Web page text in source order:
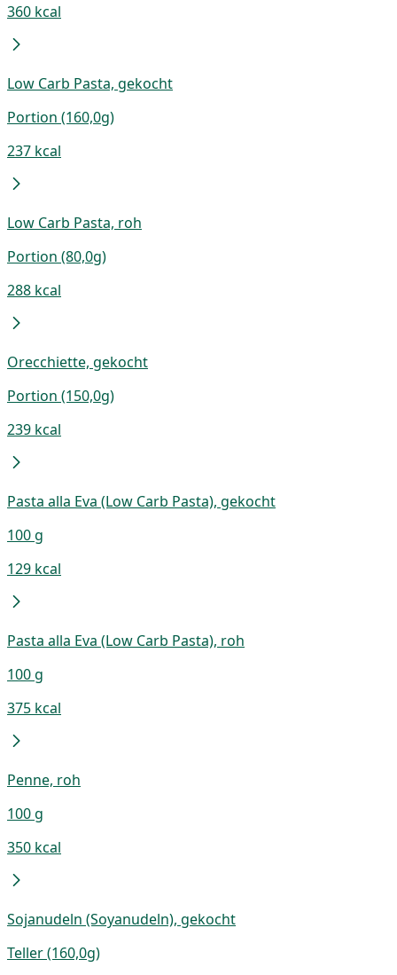
360 kcal
Low Carb Pasta, gekocht
Portion (160,0g)
237 kcal
Low Carb Pasta, roh
Portion (80,0g)
288 kcal
Orecchiette, gekocht
Portion (150,0g)
239 kcal
Pasta alla Eva (Low Carb Pasta), gekocht
100 g
129 kcal
Pasta alla Eva (Low Carb Pasta), roh
100 g
375 kcal
Penne, roh
100 g
350 kcal
Sojanudeln (Soyanudeln), gekocht
Teller (160,0g)